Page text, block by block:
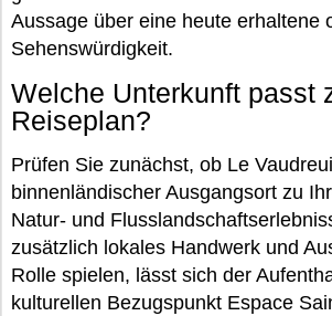
Aussage über eine heute erhaltene
Sehenswürdigkeit.
Welche Unterkunft passt
Reiseplan?
Prüfen Sie zunächst, ob Le
binnenländischer Ausgangsort zu
Natur- und
zusätzlich lokales Handwerk und
Rolle spielen, lässt sich der
kulturellen Bezugspunkt Espace